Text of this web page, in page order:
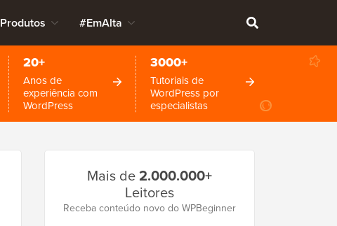
Produtos #EmAlta
20+
Anos de
experiência com
WordPress
3000+
Tutoriais de
WordPress por
especialistas
Lateral
Principal
Mais de2.000.000+
Leitores
Receba conteúdo novo do WPBeginner